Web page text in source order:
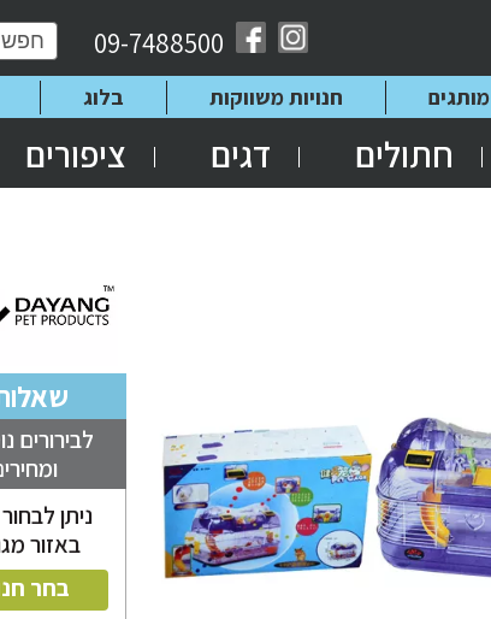
09-7488500
מותגים חנויות משווקות בלוג
חתולים דגים ציפורים
לבירורים
ניתן
באזור
בחר